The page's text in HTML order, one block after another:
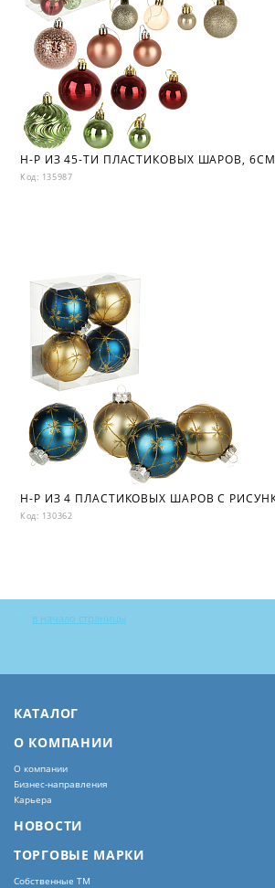
Н-Р ИЗ 45-ТИ ПЛАСТИКОВЫХ ШАРОВ, 6СМ
Код: 135987
Код: 130362
в начало страницы
КАТАЛОГ
О КОМПАНИИ
О компании
Бизнес-направления
Карьера
НОВОСТИ
ТОРГОВЫЕ МАРКИ
Собственные ТМ